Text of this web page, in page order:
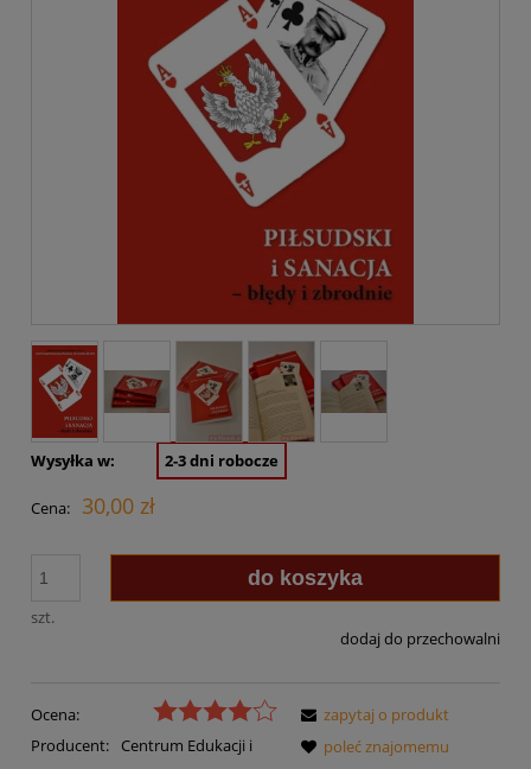
Wysyłka w: 2-3 dni robocze
Cena: 30,00 zł
szt.
do koszyka
dodaj do przechowalni
Ocena:
Producent:
Centrum Edukacji i
zapytaj o produkt
poleć znajomemu